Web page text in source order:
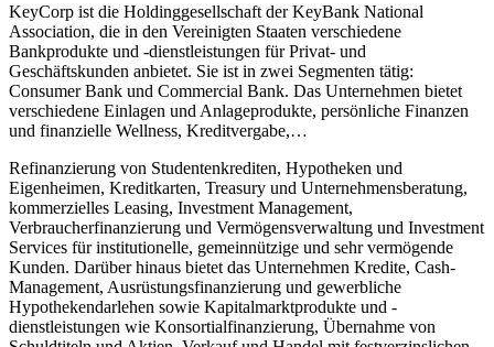
KeyCorp ist die Holdinggesellschaft der KeyBank National
Association, die in den Vereinigten Staaten verschiedene
Bankprodukte und -dienstleistungen für Privat- und
Geschäftskunden anbietet. Sie ist in zwei Segmenten tätig:
Consumer Bank und Commercial Bank. Das Unternehmen bietet
verschiedene Einlagen und Anlageprodukte, persönliche Finanzen
und finanzielle Wellness, Kreditvergabe,…
Refinanzierung von Studentenkrediten, Hypotheken und
Eigenheimen, Kreditkarten, Treasury und Unternehmensberatung,
kommerzielles Leasing, Investment Management,
Verbraucherfinanzierung und Vermögensverwaltung und Investment
Services für institutionelle, gemeinnützige und sehr vermögende
Kunden. Darüber hinaus bietet das Unternehmen Kredite, Cash-
Management, Ausrüstungsfinanzierung und gewerbliche
Hypothekendarlehen sowie Kapitalmarktprodukte und -
dienstleistungen wie Konsortialfinanzierung, Übernahme von